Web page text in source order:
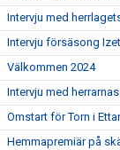
Intervju med
Intervju försäsong
Välkommen 2024
Intervju med
Omstart för Torn i
Hemmapremiär på